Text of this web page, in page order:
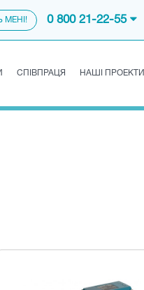
МЕНІ! 0 800 21-22-55
СПІВПРАЦЯ НАШІ ПРОЕКТИ